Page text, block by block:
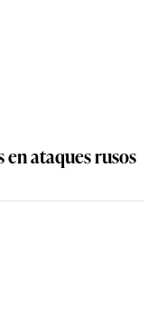
ataques rusos